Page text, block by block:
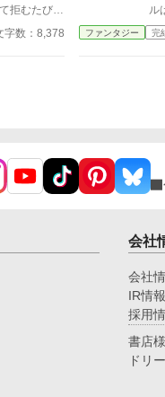
拒むたび、
求めなかっ
ロッテ
る」と憎ん
続けてい
はない。な
字数：8,378
ル
チ
百
ファンタジー 完
会社
会社
IR情報
採用
書店
ドリ